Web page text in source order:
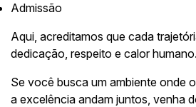
Admissão
Aqui, acreditamos que cada
dedicação, respeito e calor humano.
Se você busca um ambiente onde
a excelência andam juntos, venha